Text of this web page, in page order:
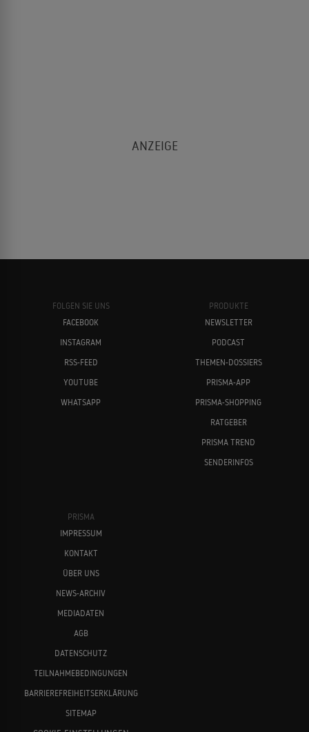
FOLGEN SIE UNS
FACEBOOK
INSTAGRAM
RSS-FEED
YOUTUBE
WHATSAPP
PRODUKTE
NEWSLETTER
PODCAST
THEMEN-DOSSIERS
PRISMA-APP
PRISMA-SHOPPING
RATGEBER
PRISMA TREND
SENDERINFOS
PRISMA
IMPRESSUM
KONTAKT
ÜBER UNS
NEWS-ARCHIV
MEDIADATEN
AGB
DATENSCHUTZ
TEILNAHMEBEDINGUNGEN
BARRIEREFREIHEITSERKLÄRUNG
SITEMAP